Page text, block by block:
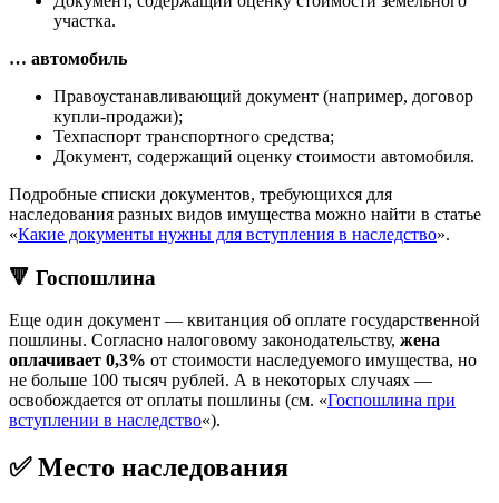
участка.
… автомобиль
Правоустанавливающий документ (например, договор
купли-продажи);
Техпаспорт транспортного средства;
Документ, содержащий оценку стоимости автомобиля.
Подробные списки документов, требующихся для
наследования разных видов имущества можно найти в статье
«Какие документы нужны для вступления в наследство».
🔻 Госпошлина
Еще один документ — квитанция об оплате государственной
пошлины. Согласно налоговому законодательству, жена
оплачивает 0,3% от стоимости наследуемого имущества, но
не больше 100 тысяч рублей. А в некоторых случаях —
освобождается от оплаты пошлины (см. «Госпошлина при
вступлении в наследство«).
✅ Место наследования